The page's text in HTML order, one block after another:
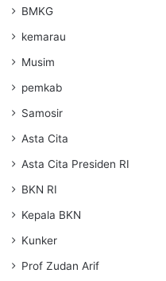
BMKG
kemarau
Musim
pemkab
Samosir
Asta Cita
Asta Cita Presiden RI
BKN RI
Kepala BKN
Kunker
Prof Zudan Arif